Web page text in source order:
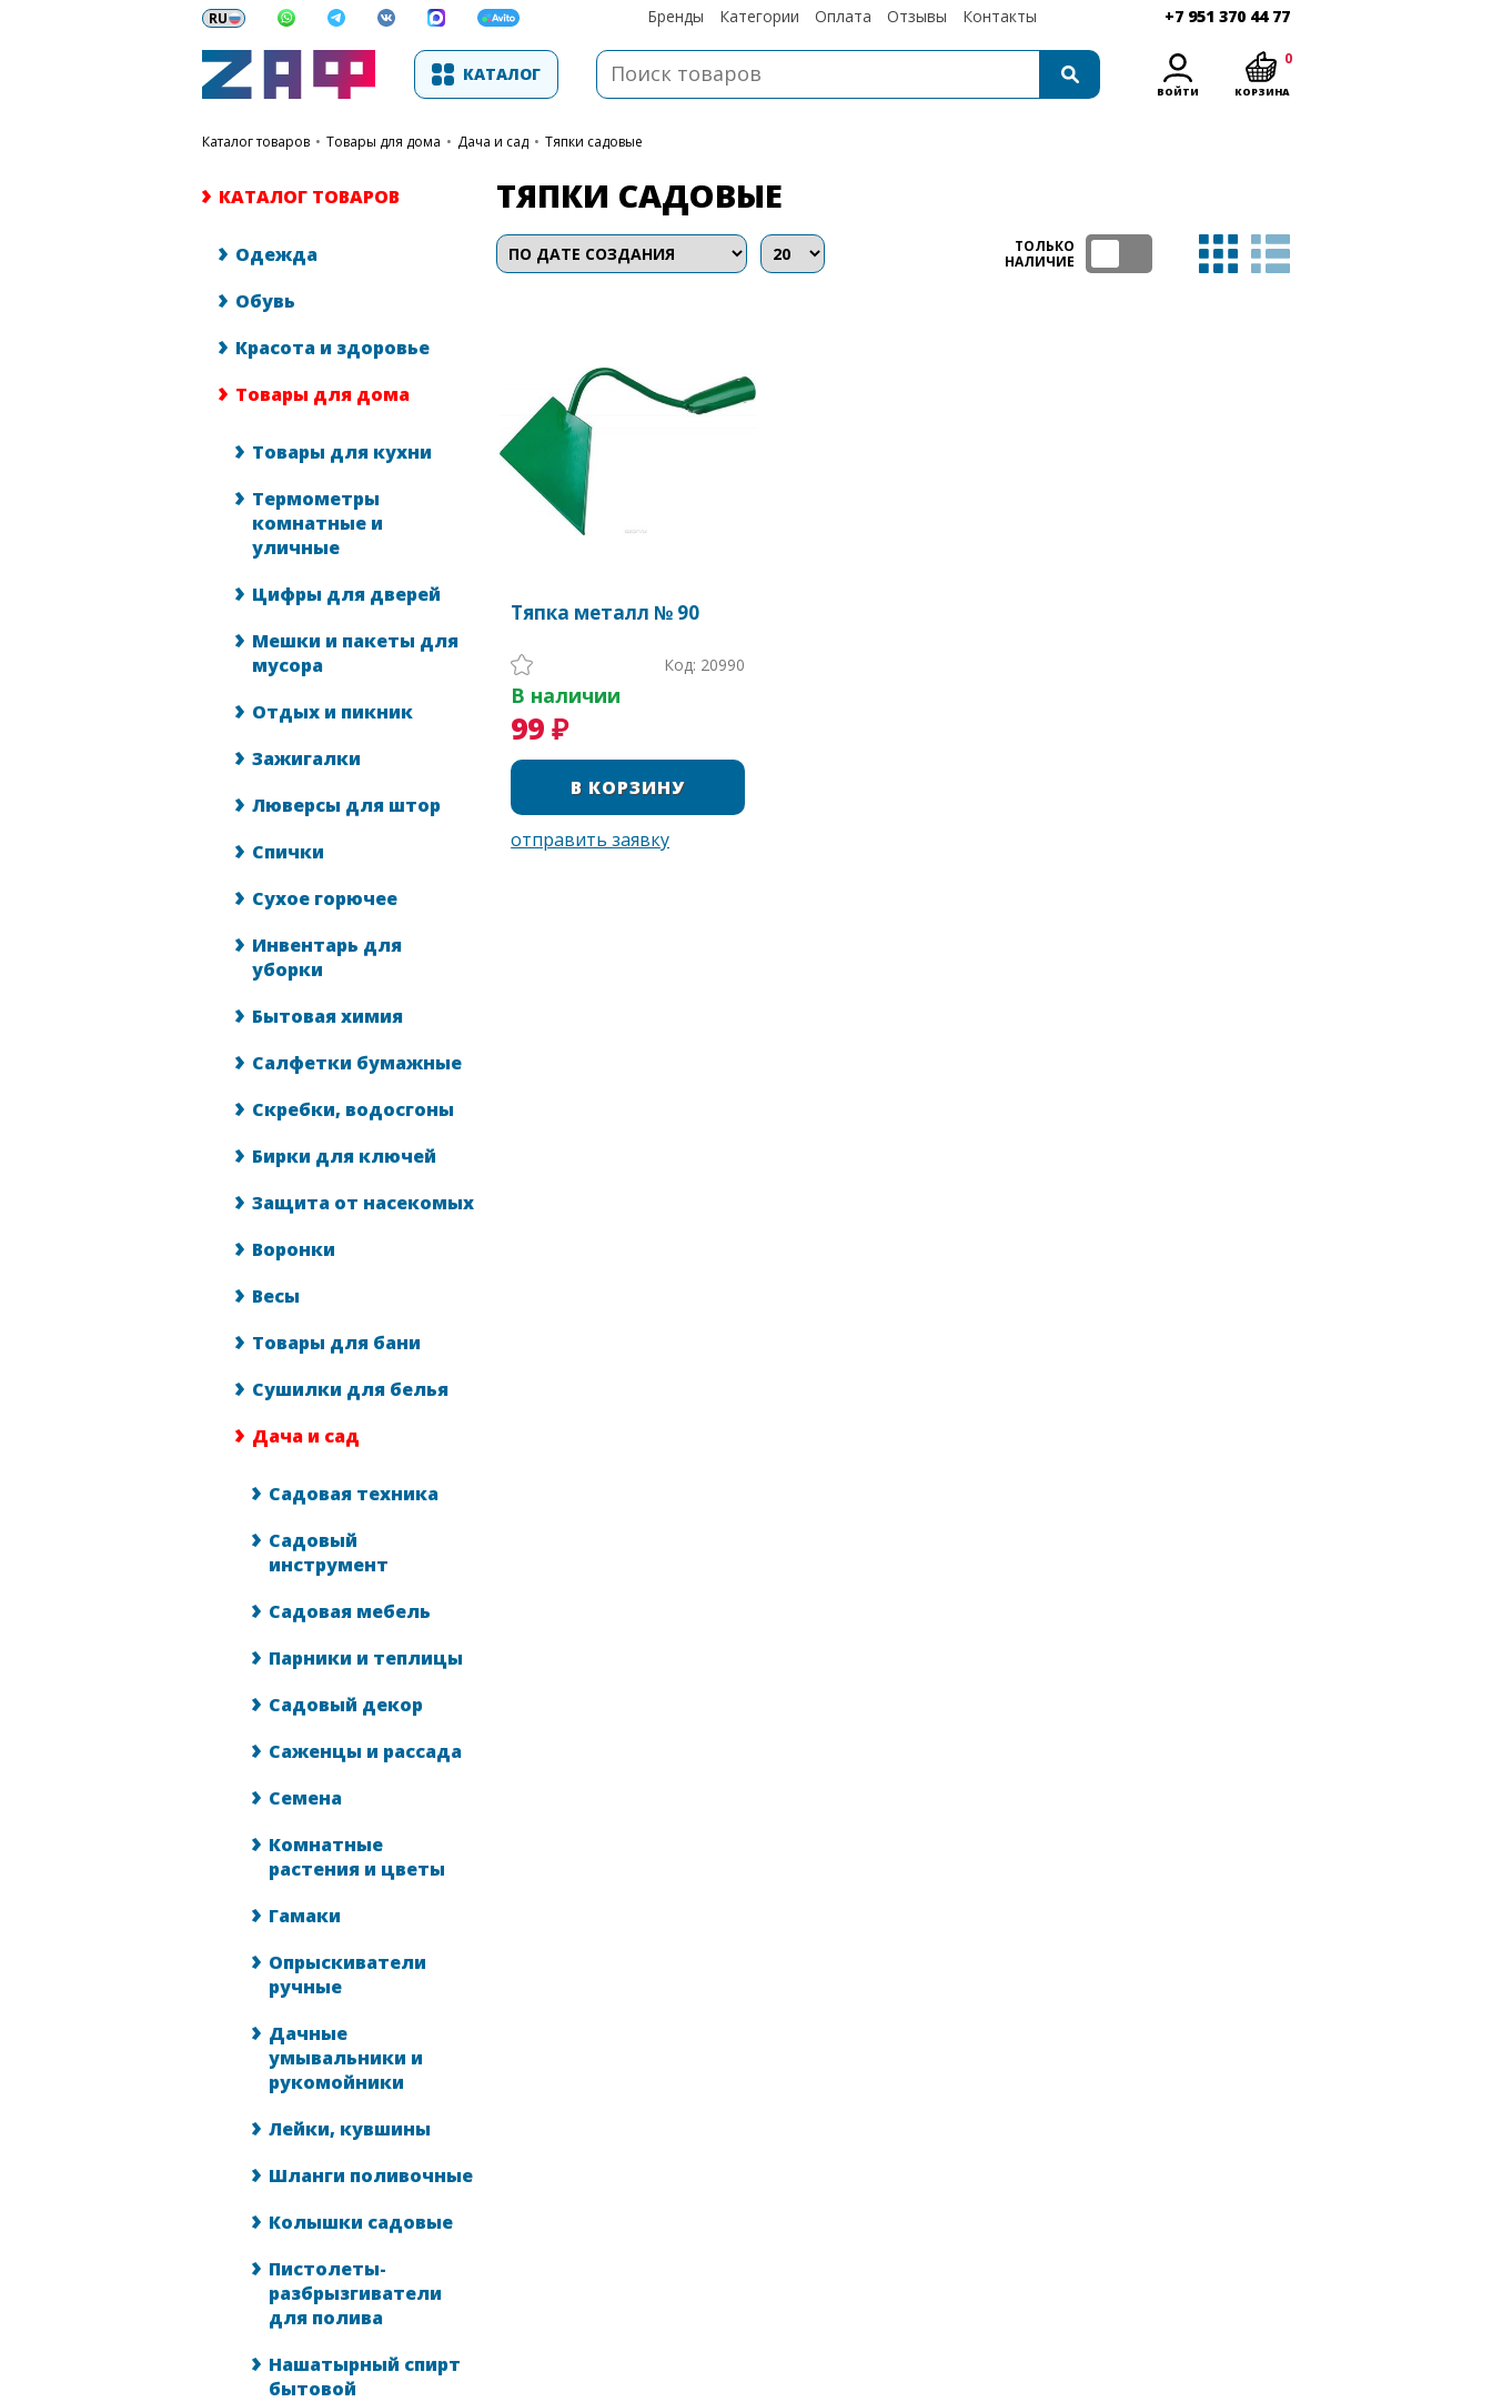
Бренды Категории Оплата Отзывы Контакты +7 951 370 44 77
КАТАЛОГ
ВОЙТИ КОРЗИНА
0
каталог товаров • Товары для дома • Дача и сад • Тяпки садовые
КАТАЛОГ ТОВАРОВ
Одежда
Обувь
Красота и здоровье
Товары для дома
Товары для кухни
Термометры
комнатные и
уличные
Цифры для дверей
Мешки и пакеты для
мусора
Отдых и пикник
Зажигалки
Люверсы для штор
Спички
Сухое горючее
Инвентарь для
уборки
Бытовая химия
Салфетки бумажные
Скребки, водосгоны
Бирки для ключей
Защита от насекомых
Воронки
Весы
Товары для бани
Сушилки для белья
Дача и сад
Садовая техника
Садовый
инструмент
Садовая мебель
Парники и теплицы
Садовый декор
Саженцы и рассада
Семена
Комнатные
растения и цветы
Гамаки
Опрыскиватели
ручные
Дачные
умывальники и
рукомойники
Лейки, кувшины
Шланги поливочные
Колышки садовые
Пистолеты-
разбрызгиватели
для полива
Нашатырный спирт
бытовой
ТЯПКИ САДОВЫЕ
ТОЛЬКО
НАЛИЧИЕ
Тяпка металл № 90
Код: 20990
В наличии
99 ₽